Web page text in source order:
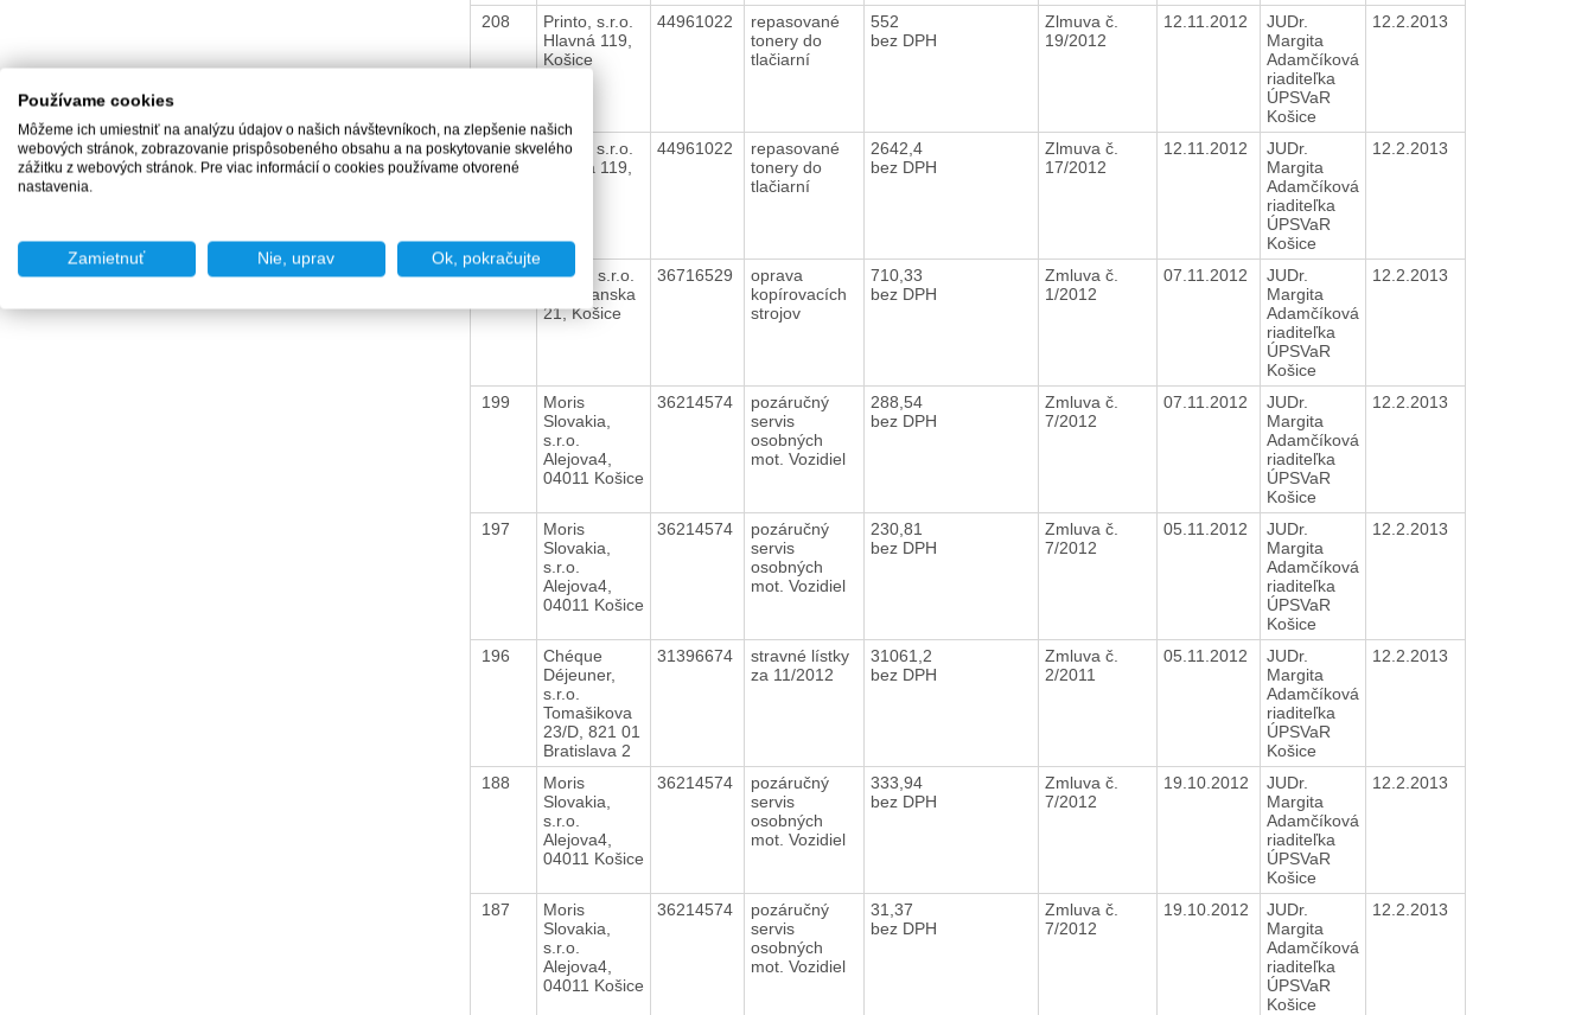
208
Printo, s.r.o.
Hlavná 119,
Košice
44961022
repasované
tonery do
tlačiarní
552
bez DPH
Zlmuva č.
19/2012
12.11.2012
JUDr.
Margita
Adamčíková
riaditeľka
ÚPSVaR
Košice
12.2.2013
207
Printo, s.r.o.
Hlavná 119,
44961022
repasované
tonery do
tlačiarní
2642,4
bez DPH
Zlmuva č.
17/2012
12.11.2012
JUDr.
Margita
Adamčíková
riaditeľka
ÚPSVaR
Košice
12.2.2013
202
Rama, s.r.o.
Krosnianska
21, Košice
36716529
oprava
kopírovacích
strojov
710,33
bez DPH
Zmluva č.
1/2012
07.11.2012
JUDr.
Margita
Adamčíková
riaditeľka
ÚPSVaR
Košice
12.2.2013
199
Moris
Slovakia,
s.r.o.
Alejova4,
04011 Košice
36214574
pozáručný
servis
osobných
mot. Vozidiel
288,54
bez DPH
Zmluva č.
7/2012
07.11.2012
JUDr.
Margita
Adamčíková
riaditeľka
ÚPSVaR
Košice
12.2.2013
197
Moris
Slovakia,
s.r.o.
Alejova4,
04011 Košice
36214574
pozáručný
servis
osobných
mot. Vozidiel
230,81
bez DPH
Zmluva č.
7/2012
05.11.2012
JUDr.
Margita
Adamčíková
riaditeľka
ÚPSVaR
Košice
12.2.2013
196
Chéque
Déjeuner,
s.r.o.
Tomašikova
23/D, 821 01
Bratislava 2
31396674
stravné lístky
za 11/2012
31061,2
bez DPH
Zmluva č.
2/2011
05.11.2012
JUDr.
Margita
Adamčíková
riaditeľka
ÚPSVaR
Košice
12.2.2013
188
Moris
Slovakia,
s.r.o.
Alejova4,
04011 Košice
36214574
pozáručný
servis
osobných
mot. Vozidiel
333,94
bez DPH
Zmluva č.
7/2012
19.10.2012
JUDr.
Margita
Adamčíková
riaditeľka
ÚPSVaR
Košice
12.2.2013
187
Moris
Slovakia,
s.r.o.
Alejova4,
04011 Košice
36214574
pozáručný
servis
osobných
mot. Vozidiel
31,37
bez DPH
Zmluva č.
7/2012
19.10.2012
JUDr.
Margita
Adamčíková
riaditeľka
ÚPSVaR
Košice
12.2.2013
Používame cookies
Môžeme ich umiestniť na analýzu údajov o našich návštevníkoch, na zlepšenie našich
webových stránok, zobrazovanie prispôsobeného obsahu a na poskytovanie skvelého
zážitku z webových stránok. Pre viac informácií o cookies používame otvorené
nastavenia.
Zamietnuť Nie, uprav Ok, pokračujte